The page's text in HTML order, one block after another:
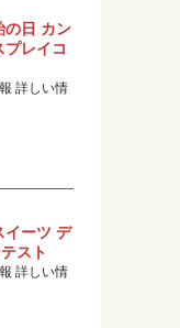
の日 カン
プレイコ
詳しい情
イーツ デ
スト
詳しい情